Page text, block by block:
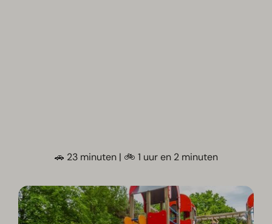
🚗 23 minuten | 🚲 1 uur en 2 minuten